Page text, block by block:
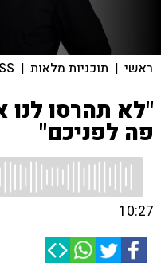
ראשי | תוכניות מלאות |
"לא תהרסו לנו
פה לפניכם"
10:27